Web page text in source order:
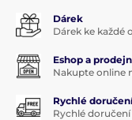
Dárek
Dárek ke každé
Eshop a
Nakupte online
Rychlé
Rychlé